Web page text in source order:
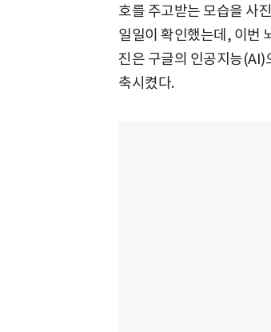
호를 주고받는 모습을 사
일일이 확인했는데, 이번
진은 구글의 인공지능(AI)
축시켰다.